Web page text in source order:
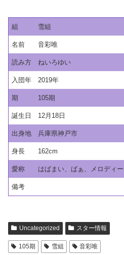
組 雪組
名前 音彩唯
読み方 ねいろゆい
入団年 2019年
期 105期
誕生日 12月18日
出身地 兵庫県神戸市
身長 162cm
愛称 はばまい、ばぁ、メロディー
備考
Uncategorized スター情報
105期 雪組 音彩唯